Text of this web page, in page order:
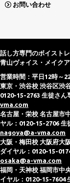
お問い合わせ
話し方専門のボイスト
青山ヴォイス・メイク
営業時間：平日12時～
東京・渋谷校 渋谷区渋
0120-15-2763 生徒さん
vma.com
名古屋・栄校 名古屋市
ヤル：0120-15-2706 生
nagoya@a-vma.com
大阪・梅田校 大阪府大
ダイヤル：0120-15-
osaka@a-vma.com
福岡・天神校 福岡市中
イヤル：0120-15-7604